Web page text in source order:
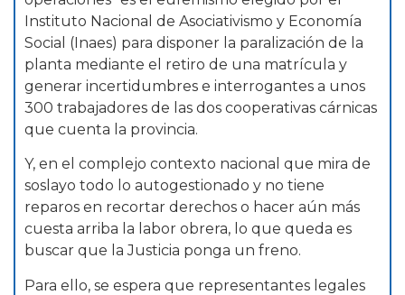
Instituto Nacional de Asociativismo y Economía
Social (Inaes) para disponer la paralización de la
planta mediante el retiro de una matrícula y
generar incertidumbres e interrogantes a unos
300 trabajadores de las dos cooperativas cárnicas
que cuenta la provincia.
Y, en el complejo contexto nacional que mira de
soslayo todo lo autogestionado y no tiene
reparos en recortar derechos o hacer aún más
cuesta arriba la labor obrera, lo que queda es
buscar que la Justicia ponga un freno.
Para ello, se espera que representantes legales